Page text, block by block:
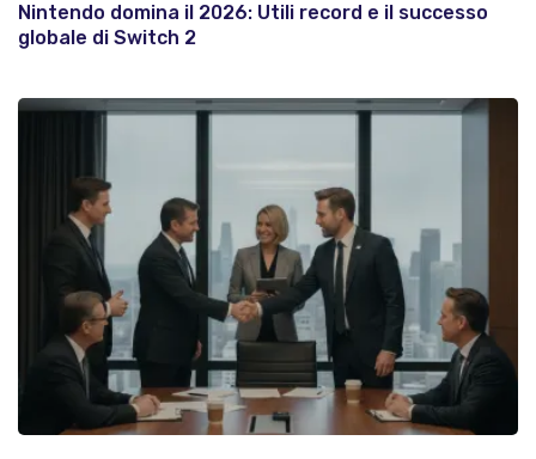
Nintendo domina il 2026: Utili record e il successo
globale di Switch 2